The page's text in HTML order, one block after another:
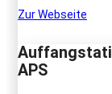
Zur Webseite
APS